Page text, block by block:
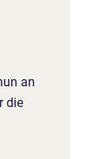
an
die